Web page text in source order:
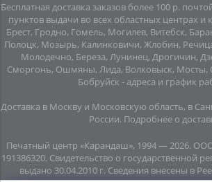
Бесплатная доставка заказов более 100 р.
пунктов выдачи во всех областных центрах
Брест, Гродно, Гомель, Могилев, Витебск,
Полоцк, Мозырь, Калинковичи, Жлобин,
Молодечно, Береза, Лунинец, Дрогичин,
Сморгонь, Ошмяны, Лида, Волковыск, Мосты,
Бобруйск - адреса и график
Доставка в Москву и Московскую область, в
Росcии. Подробнее о
Печатный центр «Карандаш», 1994 — 2026.
191386320. Свидетельство о государственной
выдано 30.04.2010 г. Сведения внесены в